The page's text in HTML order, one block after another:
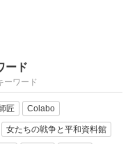
ード
ーワード
匠 Colabo
女たちの戦争と平和資料館